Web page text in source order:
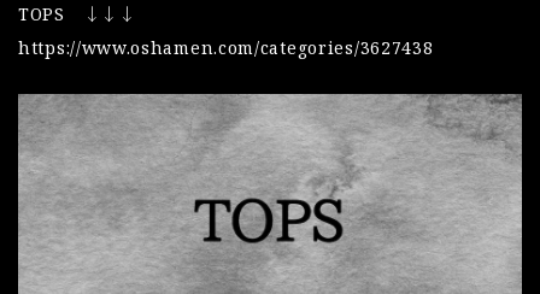
TOPS ↓↓↓
https://www.oshamen.com/categories/3627438